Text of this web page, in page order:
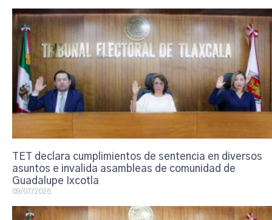
TET declara cumplimientos de sentencia en diversos
asuntos e invalida asambleas de comunidad de
Guadalupe Ixcotla
09/07/2026